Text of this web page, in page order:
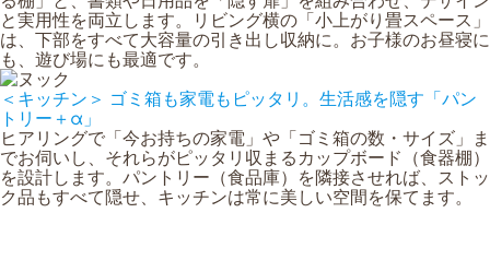
と実用性を両立します。リビング横の「小上がり畳スペース」
は、下部をすべて大容量の引き出し収納に。お子様のお昼寝に
も、遊び場にも最適です。
＜キッチン＞ ゴミ箱も家電もピッタリ。生活感を隠す「パン
トリー＋α」
ヒアリングで「今お持ちの家電」や「ゴミ箱の数・サイズ」ま
でお伺いし、それらがピッタリ収まるカップボード（食器棚）
を設計します。パントリー（食品庫）を隣接させれば、ストッ
ク品もすべて隠せ、キッチンは常に美しい空間を保てます。